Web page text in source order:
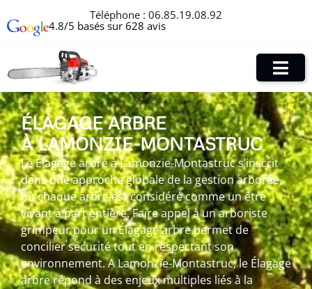
Téléphone : 06.85.19.08.92
4.8/5 basés sur 628 avis
ÉLAGAGE ARBRE
À LAMONZIE-MONTASTRUC
Le Élagage arbre à Lamonzie-Montastruc s’inscrit
dans une approche globale de la gestion arborée,
où chaque arbre est considéré comme un être
vivant à part entière. Faire appel à un arboriste
grimpeur pour un Élagage arbre permet de
concilier sécurité tout en respectant son
environnement. A Lamonzie-Montastruc, le Élagage
arbre répond à des enjeux multiples liés à la